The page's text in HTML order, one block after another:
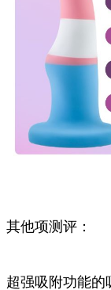
其他项测评：
超强吸附功能的